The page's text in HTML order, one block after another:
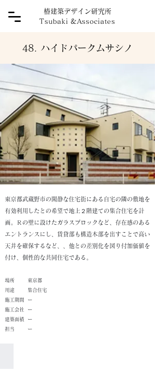
椿建築デザイン研究所
Tsubaki &Associates
48. ハイドパークムサシノ
東京都武蔵野市の閑静な住宅街にある自宅の隣の敷地を
有効利用したとの希望で地上２階建ての集合住宅を計
画。Ｒの壁に設けたガラスブロックなど、存在感のある
エントランスにし、賃貸部も構造木部を出すことで高い
天井を確保するなど、、他との差別化を図り付加価値を
付け、個性的な共同住宅である。
​場所
東京都
​用途
集合住宅
ー
施工期間
ー
施工会社
ー
建築面積
ー
担当